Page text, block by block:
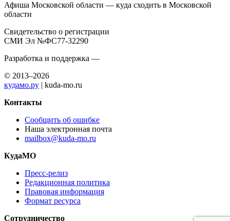
Афиша Московской области — куда сходить в Московской
области
Свидетельство о регистрации
СМИ Эл №ФС77-32290
Разработка и поддержка —
© 2013–2026
кудамо.ру | kuda-mo.ru
Контакты
Сообщить об ошибке
Наша электронная почта
mailbox@kuda-mo.ru
КудаМО
Пресс-релиз
Редакционная политика
Правовая информация
Формат ресурса
Сотрудничество